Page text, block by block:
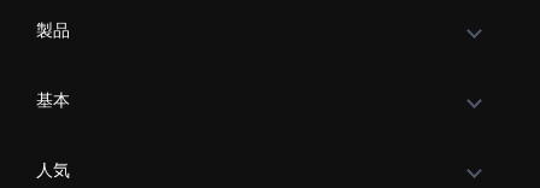
製品
基本
人気